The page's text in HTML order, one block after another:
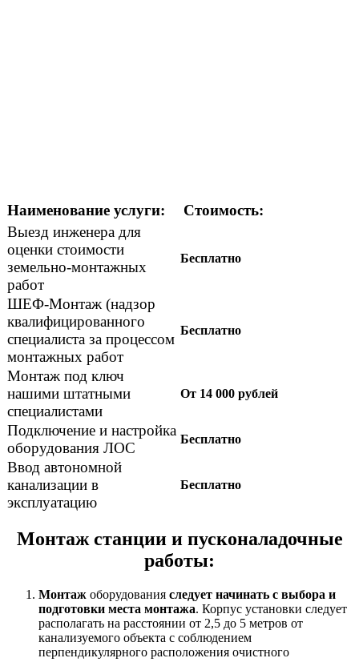
Наименование услуги:
Стоимость:
Выезд инженера для
оценки стоимости
земельно-монтажных
работ
Бесплатно
ШЕФ-Монтаж (надзор
квалифицированного
специалиста за процессом
монтажных работ
Бесплатно
Монтаж под ключ
нашими штатными
специалистами
От 14 000 рублей
Подключение и настройка
оборудования ЛОС
Бесплатно
Ввод автономной
канализации в
эксплуатацию
Бесплатно
Монтаж станции и пусконаладочные
работы:
Монтаж оборудования следует начинать с выбора и
подготовки места монтажа. Корпус установки следует
располагать на расстоянии от 2,5 до 5 метров от
канализуемого объекта с соблюдением
перпендикулярного расположения очистного